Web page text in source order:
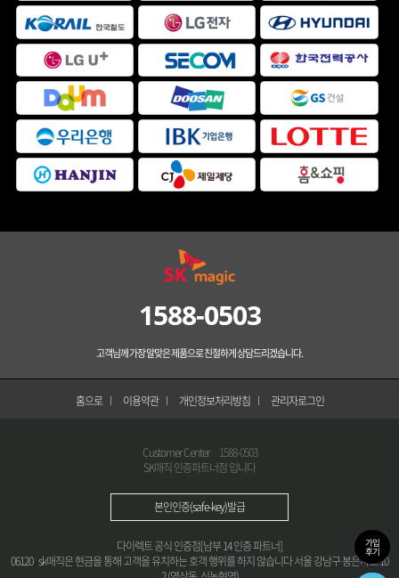
1588-0503
고객님께 가장 알맞은 제품으로 친절하게 상담드리겠습니다.
홈으로 이용약관 개인정보처리방침 관리자로그인
Customer Center 1588-0503
SK매직 인증파트너점 입니다
본인인증(safe-key)발급
다이렉트 공식 인증점[남부 14 인증 파트너]
06120 sk매직은 현금을 통해 고객을 유치하는 호객 행위를 하지 않습니다 서울 강남구 봉은사로 10
가입
후기